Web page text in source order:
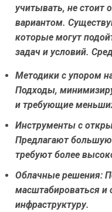
учитывать, не стоит
вариантом.
которые могут
задач и условий.
Методики с упором
Подходы,
и требующие
Инструменты с
Предлагают большую
требуют более
Облачные решения:
масштабироваться и
инфраструктуру.